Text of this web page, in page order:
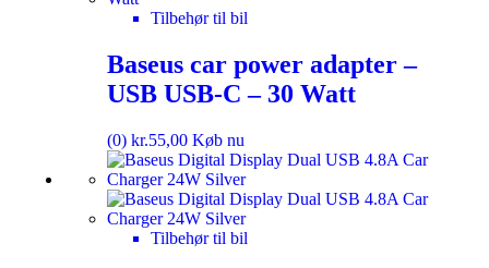
Tilbehør til bil
Baseus car power adapter –
USB USB-C – 30 Watt
(0) kr.55,00 Køb nu
Tilbehør til bil